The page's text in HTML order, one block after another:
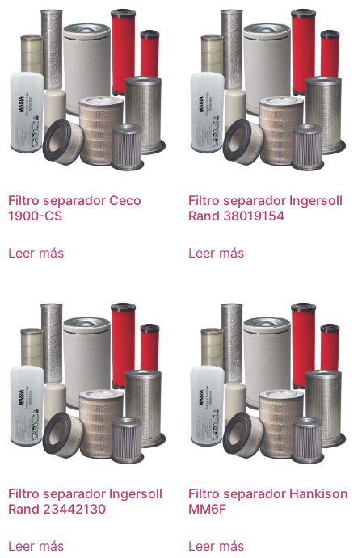
Filtro separador Ceco
1900-CS
Leer más
Filtro separador Ingersoll
Rand 38019154
Leer más
Filtro separador Ingersoll
Rand 23442130
Leer más
Filtro separador Hankison
MM6F
Leer más